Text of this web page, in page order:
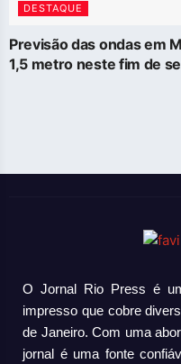
DESTAQUE
Previsão das ondas em
1,5 metro neste fim de
O Jornal Rio Press é
impresso que cobre
de Janeiro. Com uma
jornal é uma fonte